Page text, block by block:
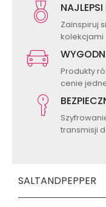
Zainspiruj
kolekcjami
Produkty
cenie
transmisji
SALTANDPEPPER